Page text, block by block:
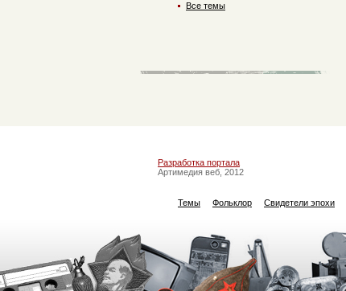
Все темы
Разработка портала
Артимедия веб, 2012
Темы Фольклор Свидетели эпохи